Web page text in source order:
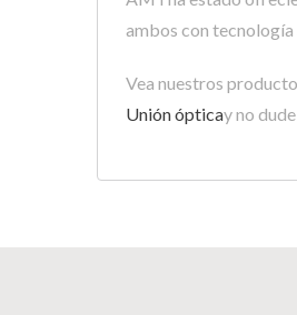
ambos con tecnología
Vea nuestros
Unión ópticay no